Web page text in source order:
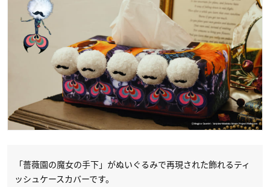
「薔薇園の魔女の手下」がぬいぐるみで再現された飾れるティ
ッシュケースカバーです。